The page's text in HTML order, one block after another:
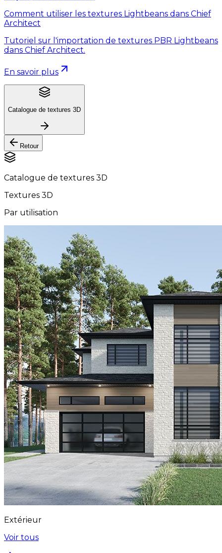
Comment utiliser les textures Lightbeans dans Chief
Architect
Tutoriel sur l'importation de textures PBR Lightbeans
dans Chief Architect.
En savoir plus
Catalogue de textures 3D
Retour
Catalogue de textures 3D
Textures 3D
Par utilisation
Extérieur
Voir tous